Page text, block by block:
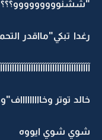
"ششنووووووووو؟؟؟
رغدا تبكي"مااقدر
خالد توتر
شوي شوي ايووه